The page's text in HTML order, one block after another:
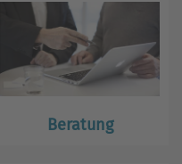
Beratung